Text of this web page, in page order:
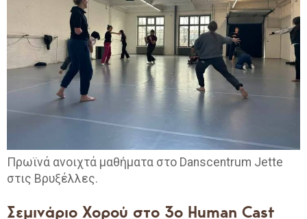
Πρωϊνά ανοιχτά μαθήματα στο Danscentrum Jette
στις Βρυξέλλες.
Σεμινάριο Χορού στο 3ο Human Cast